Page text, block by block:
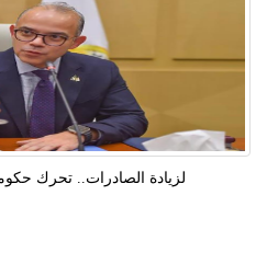
لزيادة الصادرات.. تحرك